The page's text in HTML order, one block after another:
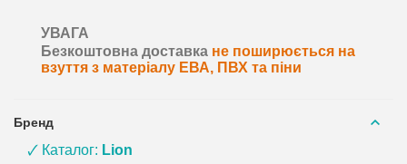
УВАГА
Безкоштовна доставка не поширюється на
взуття з матеріалу ЕВА, ПВХ та піни
Бренд
🗸 Каталог: Lion